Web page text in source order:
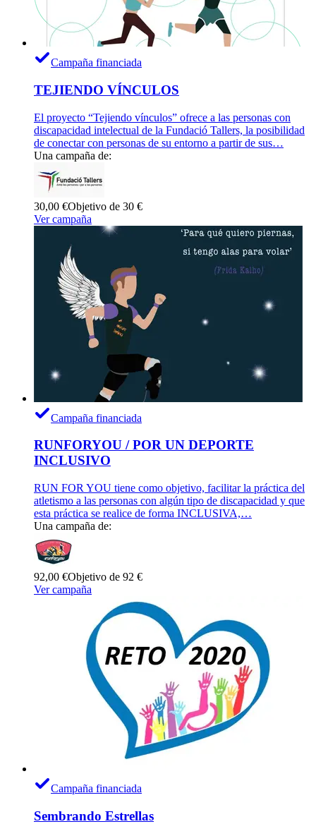
Campaña financiada
TEJIENDO VÍNCULOS
El proyecto “Tejiendo vínculos” ofrece a las personas con
discapacidad intelectual de la Fundació Tallers, la posibilidad
de conectar con personas de su entorno a partir de sus…
Una campaña de:
30,00 €Objetivo de 30 €
Ver campaña
Campaña financiada
RUNFORYOU / POR UN DEPORTE
INCLUSIVO
RUN FOR YOU tiene como objetivo, facilitar la práctica del
atletismo a las personas con algún tipo de discapacidad y que
esta práctica se realice de forma INCLUSIVA,…
Una campaña de:
92,00 €Objetivo de 92 €
Ver campaña
Campaña financiada
Sembrando Estrellas